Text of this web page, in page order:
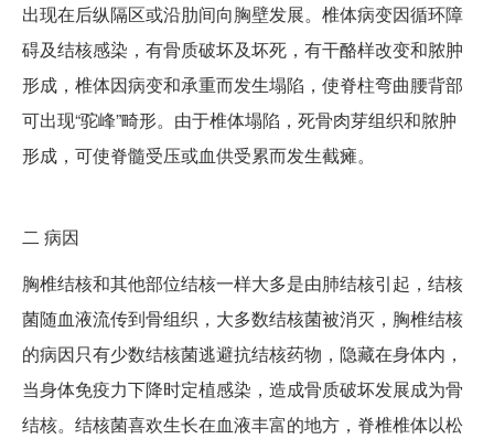
出现在后纵隔区或沿肋间向胸壁发展。椎体病变因循环障
碍及结核感染，有骨质破坏及坏死，有干酪样改变和脓肿
形成，椎体因病变和承重而发生塌陷，使脊柱弯曲腰背部
可出现“驼峰”畸形。由于椎体塌陷，死骨肉芽组织和脓肿
形成，可使脊髓受压或血供受累而发生截瘫。
二 病因
胸椎结核和其他部位结核一样大多是由肺结核引起，结核
菌随血液流传到骨组织，大多数结核菌被消灭，胸椎结核
的病因只有少数结核菌逃避抗结核药物，隐藏在身体内，
当身体免疫力下降时定植感染，造成骨质破坏发展成为骨
结核。结核菌喜欢生长在血液丰富的地方，脊椎椎体以松